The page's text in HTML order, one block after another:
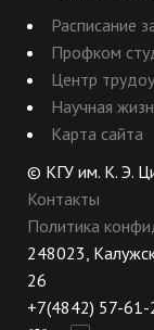
Расписание
Профком
Центр
Научная
Карта сайта
© КГУ им. К. Э.
Контакты
Политика
248023,
26
+7(4842) 57-61-